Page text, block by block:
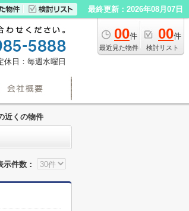
最終更新：2026年08月07日
00件
最近見た物件
00件
検討リスト
休日：毎週水曜日
近くの物件
示件数：